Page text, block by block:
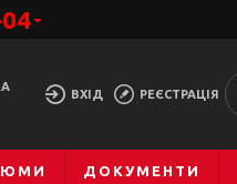
ВХІД РЕЄСТРАЦІЯ
ДОКУМЕНТИ